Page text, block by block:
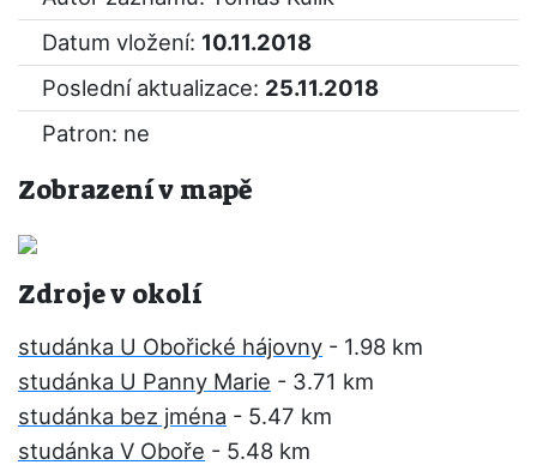
Datum vložení: 10.11.2018
Poslední aktualizace: 25.11.2018
Patron: ne
Zobrazení v mapě
Zdroje v okolí
studánka U Obořické hájovny - 1.98 km
studánka U Panny Marie - 3.71 km
studánka bez jména - 5.47 km
studánka V Oboře - 5.48 km